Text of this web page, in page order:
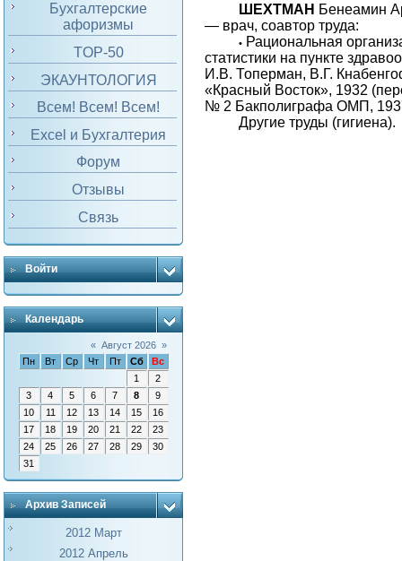
Бухгалтерские
афоризмы
TOP-50
ЭКАУНТОЛОГИЯ
Всем! Всем! Всем!
Excel и Бухгалтерия
Форум
Отзывы
Связь
Войти
Календарь
« Август 2026 »
Пн
Вт Ср Чт Пт Сб
Вс
1
2
3
4 5 6 7 8
9
10
11 12 13 14 15
16
17
18 19 20 21 22
23
24
25 26 27 28 29
30
31
Архив Записей
2012 Март
2012 Апрель
ШЕХТМАН Бенеамин
— врач, соавтор труда:
• Рациональная
статистики на пункте
И.В. Топерман, В.Г.
«Красный Восток», 1932
№ 2 Бакполиграфа ОМП,
Другие труды (гигиена).